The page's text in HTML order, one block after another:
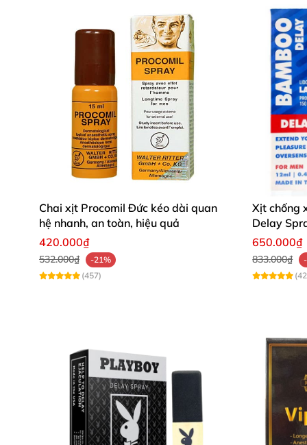
Chai xịt Procomil Đức kéo dài quan
hệ nhanh, an toàn, hiệu quả
420.000₫
532.000₫
-21%
(457)
Xịt chống
Delay
650.000₫
833.000₫